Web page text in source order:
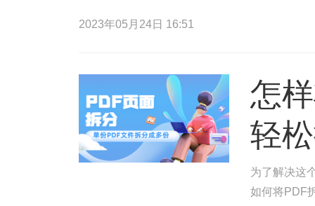
2023年05月24日 16:51
怎
轻
为了解决这
如何将PDF